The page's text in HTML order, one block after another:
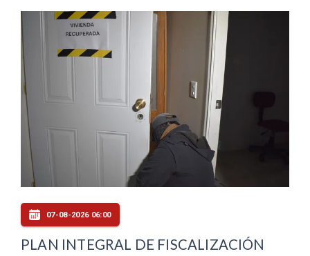
07-08-2026 06:00
PLAN INTEGRAL DE FISCALIZACIÓN